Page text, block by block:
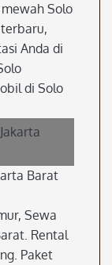
Solo
Anda di
di Solo
Barat
Sewa
Rental
Paket